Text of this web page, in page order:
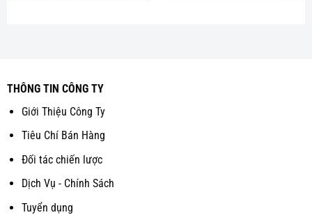
THÔNG TIN CÔNG TY
Giới Thiệu Công Ty
Tiêu Chí Bán Hàng
Đối tác chiến lược
Dịch Vụ - Chính Sách
Tuyển dụng